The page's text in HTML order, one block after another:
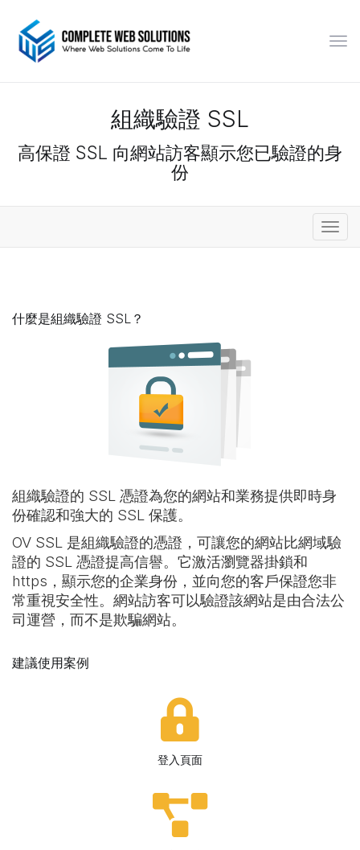
切
組織驗證 SSL
高保證 SSL 向網站訪客顯示您已驗證的身
份
切
換
什麼是組織驗證 SSL？
組織驗證的 SSL 憑證為您的網站和業務提供即時身
份確認和強大的 SSL 保護。
OV SSL 是組織驗證的憑證，可讓您的網站比網域驗
證的 SSL 憑證提高信譽。它激活瀏覽器掛鎖和
https，顯示您的企業身份，並向您的客戶保證您非
常重視安全性。網站訪客可以驗證該網站是由合法公
司運營，而不是欺騙網站。
建議使用案例
登入頁面